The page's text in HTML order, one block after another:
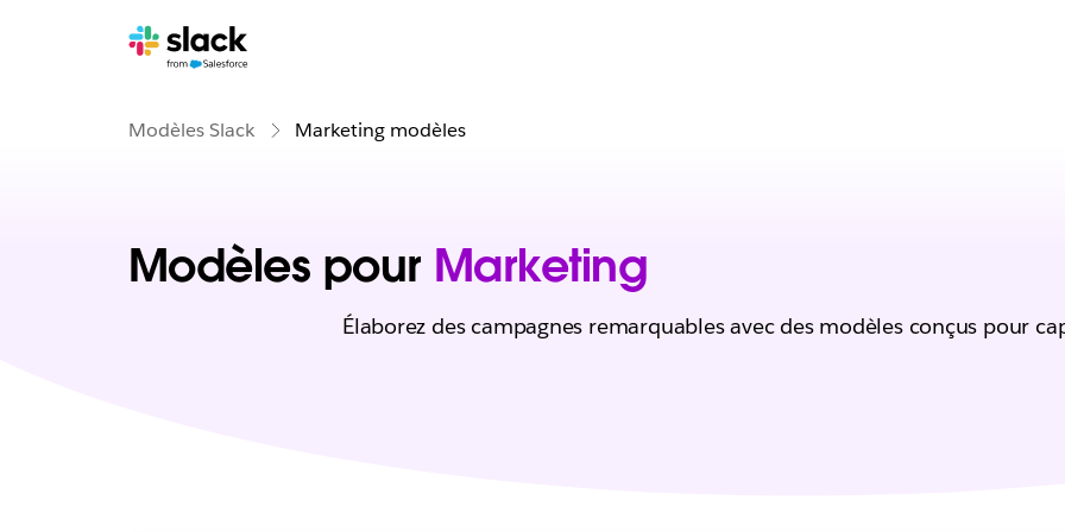
Modèles Slack Marketing modèles
Modèles pour Marketing
Élaborez des campagnes remarquables avec des modèles conçus pour